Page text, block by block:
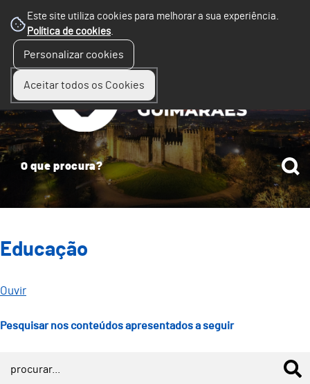
Este site utiliza cookies para melhorar a sua experiência.
Política de cookies.
Personalizar cookies
Aceitar todos os Cookies
Educação
Ouvir
Pesquisar nos conteúdos apresentados a seguir